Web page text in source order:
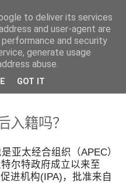
入籍吗？
亚太经合组织（APEC）
尔特政府成立以来至
进机构(IPA)，批准来自
to deliver its services
and user-agent are
and security
generate usage
abuse.
GOT IT